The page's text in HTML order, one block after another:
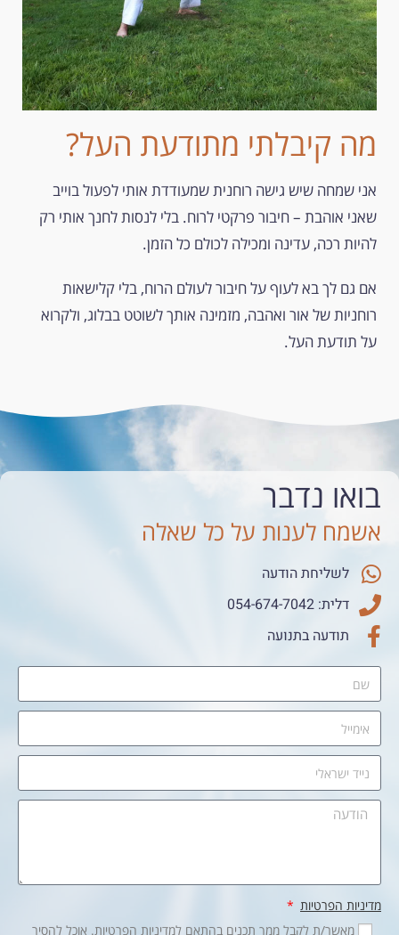
מה קיבלתי מתודעת העל?
אני שמחה שיש גישה רוחנית שמעודדת אותי לפעול בוייב
שאני אוהבת – חיבור פרקטי לרוח. בלי לנסות לחנך אותי רק
להיות רכה, עדינה ומכילה לכולם כל הזמן.
אם גם לך בא לעוף על חיבור לעולם הרוח, בלי קלישאות
רוחניות של אור ואהבה, מזמינה אותך לשוטט בבלוג, ולקרוא
על תודעת העל.
בואו נדבר
אשמח לענות על כל שאלה
לשליחת הודעה
דלית: 054-674-7042
תודעה בתנועה
מדיניות הפרטיות
מאשר/ת לקבל ממך תכנים בהתאם למדיניות הפרטיות. אוכל להסיר